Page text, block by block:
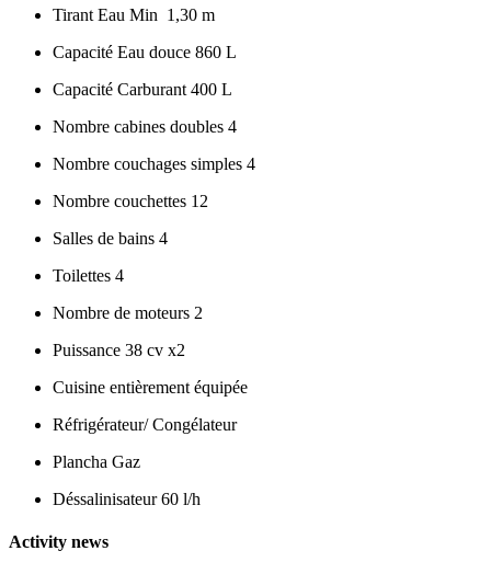
Tirant Eau Min 1,30 m
Capacité Eau douce 860 L
Capacité Carburant 400 L
Nombre cabines doubles 4
Nombre couchages simples 4
Nombre couchettes 12
Salles de bains 4
Toilettes 4
Nombre de moteurs 2
Puissance 38 cv x2
Cuisine entièrement équipée
Réfrigérateur/ Congélateur
Plancha Gaz
Déssalinisateur 60 l/h
Activity news